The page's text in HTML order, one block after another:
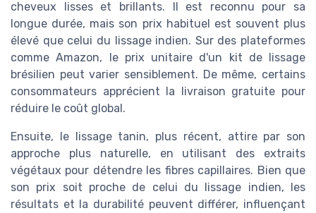
cheveux lisses et brillants. Il est reconnu pour sa
longue durée, mais son prix habituel est souvent plus
élevé que celui du lissage indien. Sur des plateformes
comme Amazon, le prix unitaire d'un kit de lissage
brésilien peut varier sensiblement. De même, certains
consommateurs apprécient la livraison gratuite pour
réduire le coût global.
Ensuite, le lissage tanin, plus récent, attire par son
approche plus naturelle, en utilisant des extraits
végétaux pour détendre les fibres capillaires. Bien que
son prix soit proche de celui du lissage indien, les
résultats et la durabilité peuvent différer, influençant